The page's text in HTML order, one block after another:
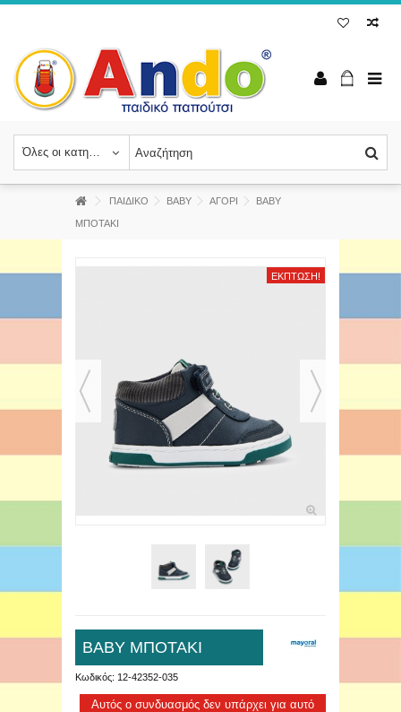
Όλες οι κατηγορίες
ΠΑΙΔΙΚΟ BABY ΑΓΟΡΙ ΒΑΒΥ
ΜΠΟΤΑΚΙ
ΈΚΠΤΩΣΗ!
ΒΑΒΥ ΜΠΟΤΑΚΙ
Κωδικός: 12-42352-035
Αυτός ο συνδυασμός δεν υπάρχει για αυτό